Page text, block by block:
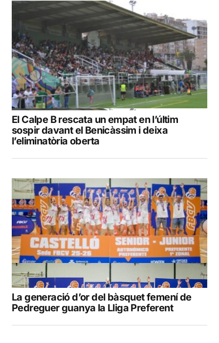
El Calpe B rescata un empat en l’últim
sospir davant el Benicàssim i deixa
l’eliminatòria oberta
La generació d’or del bàsquet femení de
Pedreguer guanya la Lliga Preferent